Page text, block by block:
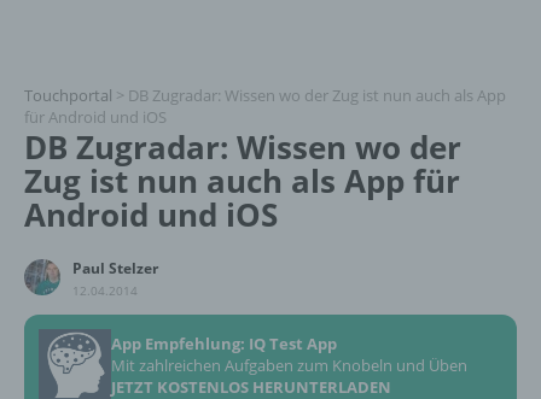
Touchportal > DB Zugradar: Wissen wo der Zug ist nun auch als App
für Android und iOS
DB Zugradar: Wissen wo der
Zug ist nun auch als App für
Android und iOS
Paul Stelzer
12.04.2014
App Empfehlung: IQ Test App
Mit zahlreichen Aufgaben zum Knobeln und Üben
JETZT KOSTENLOS HERUNTERLADEN